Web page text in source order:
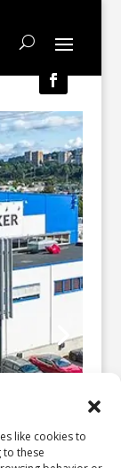
like cookies to
these